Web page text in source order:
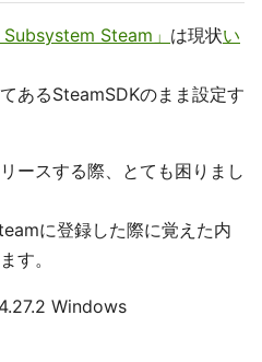
Steam」 は現状い
あるSteamSDKのまま設定す
ースする際、とても困りまし
に登録した際に覚えた内
す。
Windows